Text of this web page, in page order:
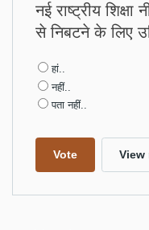
नई राष्ट्रीय शिक्षा
से निबटने के लिए
Choices
हां..
नहीं..
पता नहीं..